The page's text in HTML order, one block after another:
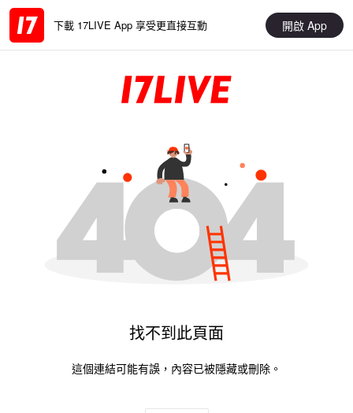
下載 17LIVE App 享受更直接互動 開啟 App
找不到此頁面
這個連結可能有誤，內容已被隱藏或刪除。